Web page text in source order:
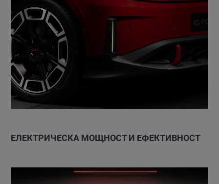
ЕЛЕКТРИЧЕСКА МОЩНОСТ И ЕФЕКТИВНОСТ